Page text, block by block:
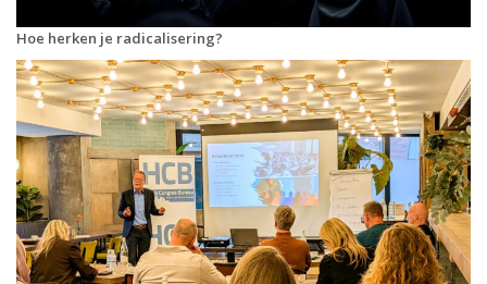
Hoe herken je radicalisering?